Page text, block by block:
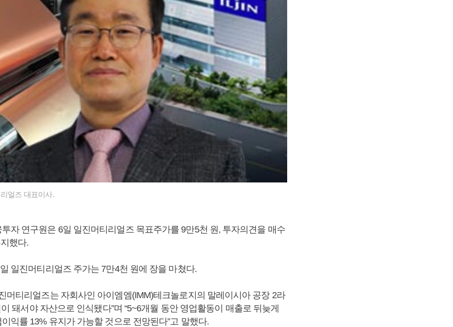
얼즈 대표이사.
자 연구원은 6일 일진머티리얼즈 목표주가를 9만5천 원, 투자의견을 매수
했다.
일진머티리얼즈 주가는 7만4천 원에 장을 마쳤다.
머티리얼즈는 자회사인 아이엠엠(IMM)테크놀로지의 말레이시아 공장 2라
돼서야 자산으로 인식됐다”며 “5~6개월 동안 영업활동이 매출로 뒤늦게
익률 13% 유지가 가능할 것으로 전망된다”고 말했다.